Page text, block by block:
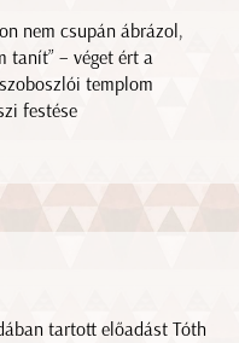
nem csupán ábrázol,
tanít” – véget ért a
templom
festése
tartott előadást Tóth